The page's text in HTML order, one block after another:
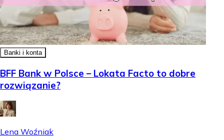
Banki i konta
BFF Bank w Polsce – Lokata Facto to dobre
rozwiązanie?
Lena Woźniak